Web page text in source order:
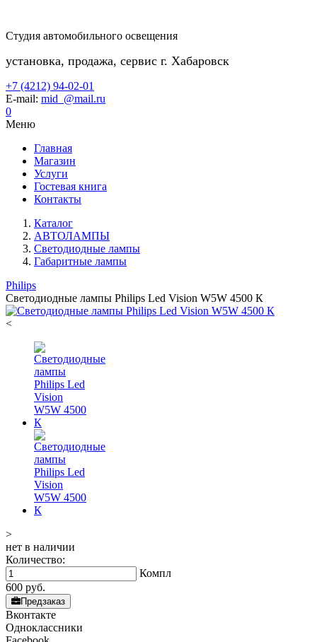
Студия автомобильного освещения
установка, продажа, сервис г. Хабаровск
+7 (4212) 94-02-01
E-mail: mid_@mail.ru
0
Меню
Главная
Магазин
Услуги
Гостевая книга
Контакты
Каталог
АВТОЛАМПЫ
Светодиодные лампы
Габаритные лампы
Philips
Светодиодные лампы Philips Led Vision W5W 4500 К
<
>
нет в наличии
Количество:
Компл
600 руб.
Предзаказ
Вконтакте
Одноклассники